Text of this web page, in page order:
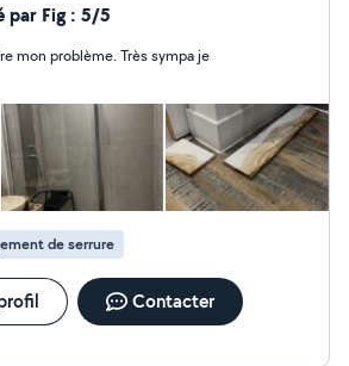
de
/ Mes engagements :
dans la journée) Travail
: Facture fournie
Zone :
un devis rapide !
par Fig : 5/5
mon problème. Très sympa je
de serrure
Contacter